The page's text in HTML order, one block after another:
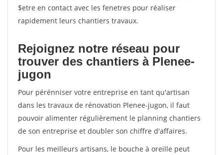
$etre en contact avec les fenetres pour réaliser
rapidement leurs chantiers travaux.
Rejoignez notre réseau pour
trouver des chantiers à Plenee-
jugon
Pour pérénniser votre entreprise en tant qu'artisan
dans les travaux de rénovation Plenee-jugon, il faut
pouvoir alimenter régulièrement le planning chantiers
de son entreprise et doubler son chiffre d'affaires.
Pour les meilleurs artisans, le bouche à oreille peut